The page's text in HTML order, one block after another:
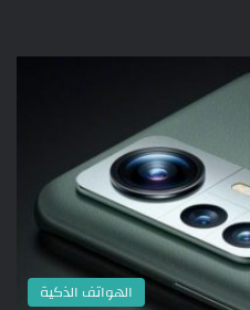
الهواتف الذكية